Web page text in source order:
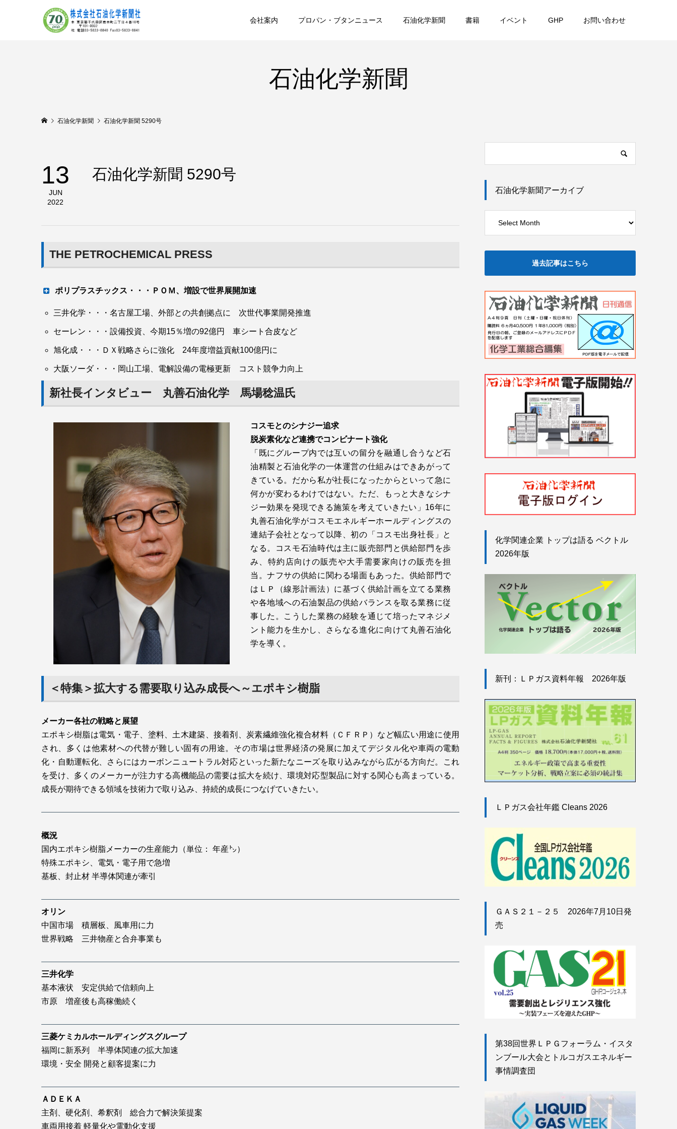
会社案内 プロパン・ブタンニュース 石油化学新聞 書籍 イベント GHP お問い合わせ
石油化学新聞
石油化学新聞 石油化学新聞 5290号
13
JUN
2022
石油化学新聞 5290号
THE PETROCHEMICAL PRESS
ポリプラスチックス・・・ＰＯＭ、増設で世界展開加速
新規顧客と用途拡大
ポリプラスチックスは、ポリアセタール樹脂（ＰＯＭ）「ジュラコン」の世界展開を中国での大幅増産を機に
加速する。同社は日本、台湾、マレーシア、中国にトータルで年産約30万㌧の供給能力を持つ世界最大手。需
余力が生じるマレーシアでは欧米向けなどの拡販を加速し、主要市場に置く技術サービス拠点などを活用した
顧客層拡大にも拍車をかける。医療用など新規用途の拡大にも本腰を入れていく。
三井化学・・・名古屋工場、外部との共創拠点に 次世代事業開発推進
セーレン・・・設備投資、今期15％増の92億円 車シート合皮など
旭化成・・・ＤＸ戦略さらに強化 24年度増益貢献100億円に
大阪ソーダ・・・岡山工場、電解設備の電極更新 コスト競争力向上
新社長インタビュー 丸善石油化学 馬場稔温氏
コスモとのシナジー追求
脱炭素化など連携でコンビナート強化
「既にグループ内では互いの留分を融通し合うなど石
油精製と石油化学の一体運営の仕組みはできあがって
きている。だから私が社長になったからといって急に
何かが変わるわけではない。ただ、もっと大きなシナ
ジー効果を発現できる施策を考えていきたい」16年に
丸善石油化学がコスモエネルギーホールディングスの
連結子会社となって以降、初の「コスモ出身社長」と
なる。コスモ石油時代は主に販売部門と供給部門を歩
み、特約店向けの販売や大手需要家向けの販売を担
当。ナフサの供給に関わる場面もあった。供給部門で
はＬＰ（線形計画法）に基づく供給計画を立てる業務
や各地域への石油製品の供給バランスを取る業務に従
事した。こうした業務の経験を通じて培ったマネジメ
ント能力を生かし、さらなる進化に向けて丸善石油化
学を導く。
＜特集＞拡大する需要取り込み成長へ～エポキシ樹脂
メーカー各社の戦略と展望
エポキシ樹脂は電気・電子、塗料、土木建築、接着剤、炭素繊維強化複合材料（ＣＦＲＰ）など幅広い用途に使用
され、多くは他素材への代替が難しい固有の用途。その市場は世界経済の発展に加えてデジタル化や車両の電動
化・自動運転化、さらにはカーボンニュートラル対応といった新たなニーズを取り込みながら広がる方向だ。これ
を受け、多くのメーカーが注力する高機能品の需要は拡大を続け、環境対応型製品に対する関心も高まっている。
成長が期待できる領域を技術力で取り込み、持続的成長につなげていきたい。
概況
国内エポキシ樹脂メーカーの生産能力（単位： 年産㌧）
特殊エポキシ、電気・電子用で急増
基板、封止材 半導体関連が牽引
オリン
中国市場 積層板、風車用に力
世界戦略 三井物産と合弁事業も
三井化学
基本液状 安定供給で信頼向上
市原 増産後も高稼働続く
三菱ケミカルホールディングスグループ
福岡に新系列 半導体関連の拡大加速
環境・安全 開発と顧客提案に力
ＡＤＥＫＡ
主剤、硬化剤、希釈剤 総合力で解決策提案
車両用接着 軽量化や電動化支援
石油化学新聞アーカイブ
過去記事はこちら
化学関連企業 トップは語る ベクトル
2026年版
新刊：ＬＰガス資料年報 2026年版
ＬＰガス会社年鑑 Cleans 2026
ＧＡＳ２１－２５ 2026年7月10日発
売
第38回世界ＬＰＧフォーラム・イスタ
ンブール大会とトルコガスエネルギー
事情調査団